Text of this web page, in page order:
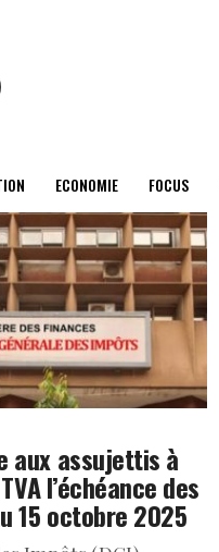
ECONOMIE FOCUS
aux assujettis à
l’échéance des
15 octobre 2025